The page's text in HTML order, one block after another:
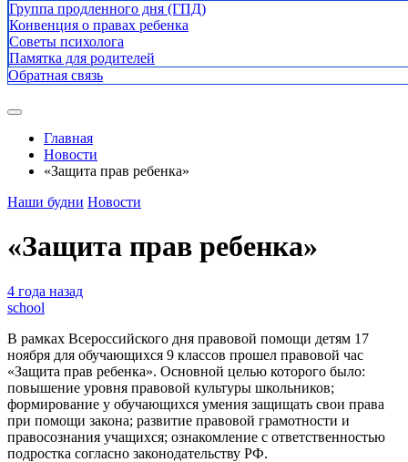
Группа продленного дня (ГПД)
Конвенция о правах ребенка
Советы психолога
Памятка для родителей
Обратная связь
Главная
Новости
«Защита прав ребенка»
Наши будни Новости
«Защита прав ребенка»
4 года назад
school
В рамках Всероссийского дня правовой помощи детям 17
ноября для обучающихся 9 классов прошел правовой час
«Защита прав ребенка». Основной целью которого было:
повышение уровня правовой культуры школьников;
формирование у обучающихся умения защищать свои права
при помощи закона; развитие правовой грамотности и
правосознания учащихся; ознакомление с ответственностью
подростка согласно законодательству РФ.